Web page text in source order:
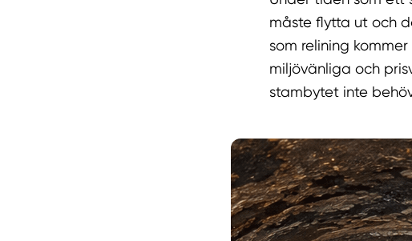
måste flytta ut och
som relining
miljövänliga och
stambytet inte